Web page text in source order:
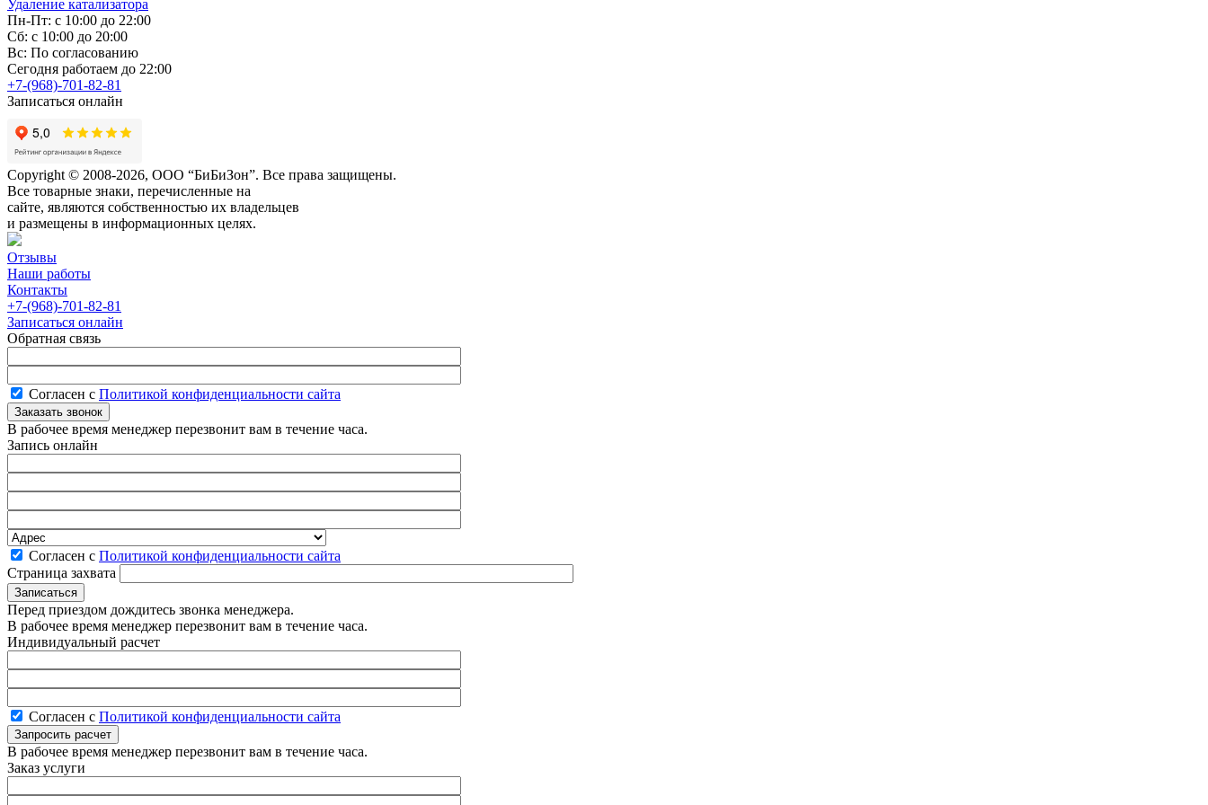
Удаление катализатора
Пн-Пт: с 10:00 до 22:00
Сб: с 10:00 до 20:00
Вс: По согласованию
Сегодня работаем до 22:00
+7-(968)-701-82-81
Записаться онлайн
Copyright © 2008-2026, ООО “БиБиЗон”. Все права защищены.
Все товарные знаки, перечисленные на
сайте, являются собственностью их владельцев
и размещены в информационных целях.
Отзывы
Наши работы
Контакты
+7-(968)-701-82-81
Записаться онлайн
Обратная связь
Согласен с Политикой конфиденциальности сайта
В рабочее время менеджер перезвонит вам в течение часа.
Запись онлайн
Согласен с Политикой конфиденциальности сайта
Страница захвата
Перед приездом дождитесь звонка менеджера.
В рабочее время менеджер перезвонит вам в течение часа.
Индивидуальный расчет
Согласен с Политикой конфиденциальности сайта
В рабочее время менеджер перезвонит вам в течение часа.
Заказ услуги